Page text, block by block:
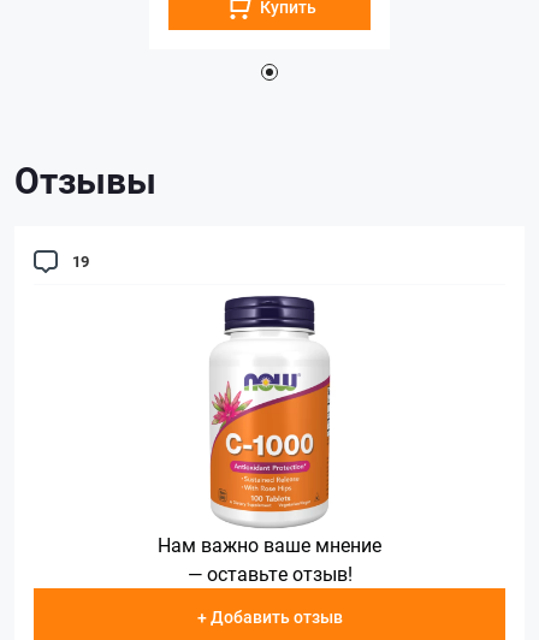
Купить
Отзывы
19
Нам важно ваше мнение
— оставьте отзыв!
+ Добавить отзыв